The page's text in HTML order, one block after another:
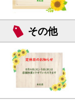
その他